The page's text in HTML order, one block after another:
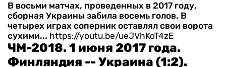
В восьми матчах, проведенных в 2017 году,
сборная Украины забила восемь голов. В
четырех играх соперник оставлял свои ворота
сухими... https://youtu.be/ueJVhKoT4zE
ЧМ-2018. 1 июня 2017 года.
Финляндия -- Украина (1:2).